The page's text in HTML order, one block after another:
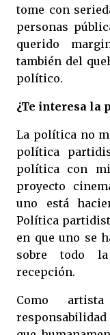
tome con
personas
querido
también del
político.
¿Te interesa la
La política no
política
política con
proyecto
uno está
Política
en que uno se
sobre todo
recepción.
Como